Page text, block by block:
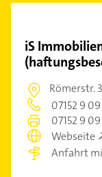
iS
Römerstr.
07152 9
07152 9
Webseite
Anfahrt